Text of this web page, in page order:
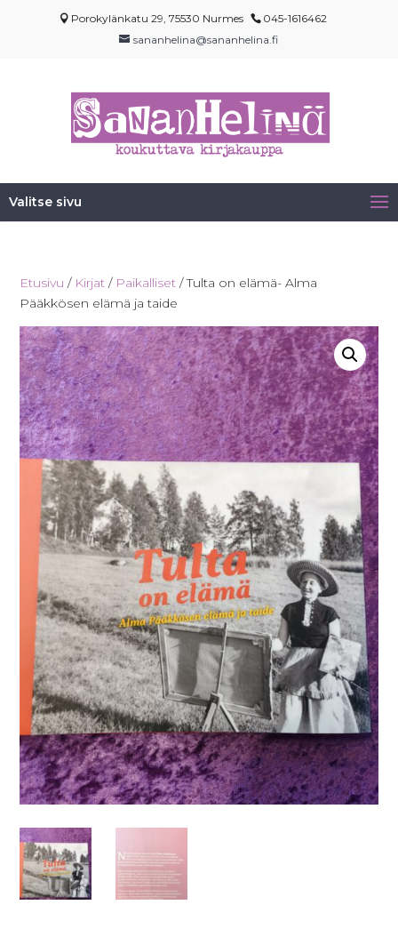
Porokylänkatu 29, 75530 Nurmes
045-1616462
sananhelina@sananhelina.fi
Valitse sivu
Etusivu / Kirjat / Paikalliset / Tulta on elämä- Alma
Pääkkösen elämä ja taide